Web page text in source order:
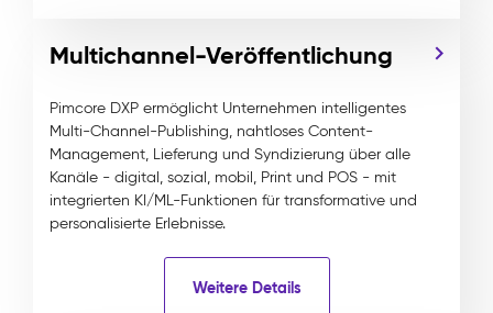
Multichannel-Veröffentlichung
Pimcore DXP ermöglicht Unternehmen intelligentes
Multi-Channel-Publishing, nahtloses Content-
Management, Lieferung und Syndizierung über alle
Kanäle - digital, sozial, mobil, Print und POS - mit
integrierten KI/ML-Funktionen für transformative und
personalisierte Erlebnisse.
Weitere Details